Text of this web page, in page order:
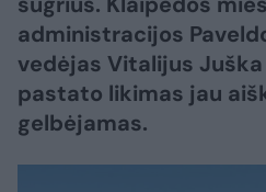
administracijos
vedėjas Vitalijus
pastato likimas jau
gelbėjamas.